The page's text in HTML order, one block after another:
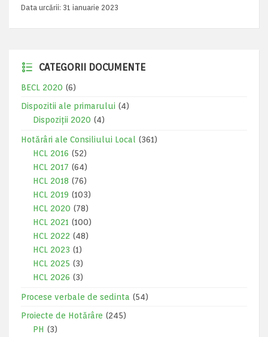
Data urcării: 31 ianuarie 2023
CATEGORII DOCUMENTE
BECL 2020 (6)
Dispozitii ale primarului (4)
Dispoziții 2020 (4)
Hotărâri ale Consiliului Local
(361)
HCL 2016 (52)
HCL 2017 (64)
HCL 2018 (76)
HCL 2019 (103)
HCL 2020 (78)
HCL 2021 (100)
HCL 2022 (48)
HCL 2023 (1)
HCL 2025 (3)
HCL 2026 (3)
Procese verbale de sedinta (54)
Proiecte de Hotărâre (245)
PH (3)